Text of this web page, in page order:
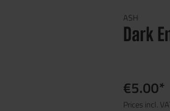
ASH
Dark
€5.00*
Prices incl.